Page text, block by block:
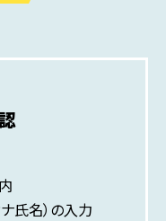
氏名）の入力